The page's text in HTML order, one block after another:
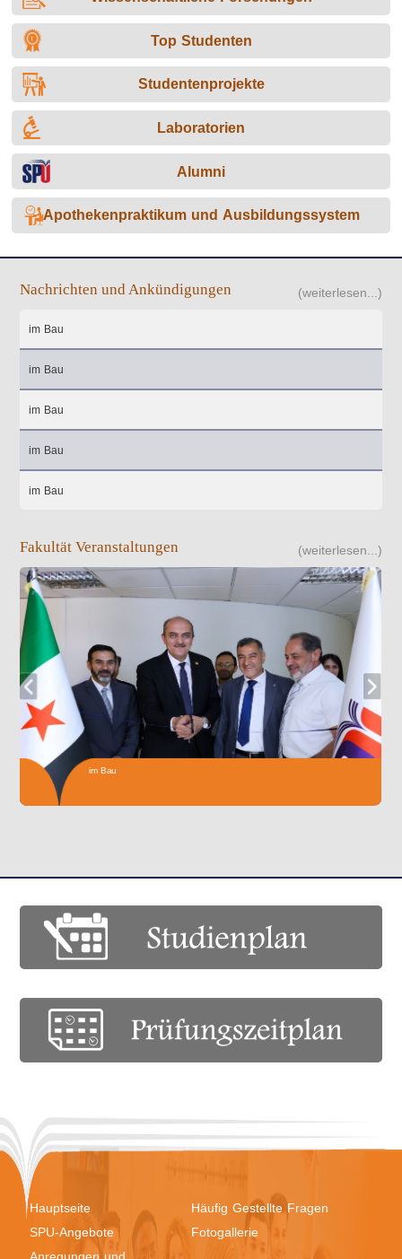
Top Studenten
Studentenprojekte
Laboratorien
Alumni
Apothekenpraktikum und Ausbildungssystem
Nachrichten und Ankündigungen (weiterlesen...)
im Bau
im Bau
im Bau
im Bau
im Bau
Fakultät Veranstaltungen (weiterlesen...)
Hauptseite
Häufig Gestellte Fragen
SPU-Angebote
Fotogallerie